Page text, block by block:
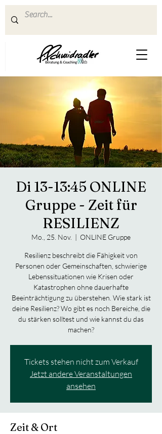
Di 13-13:45 ONLINE
Gruppe - Zeit für
RESILIENZ
Mo., 25. Nov.
  |
ONLINE Gruppe
Resilienz beschreibt die Fähigkeit von
Personen oder Gemeinschaften, schwierige
Lebenssituationen wie Krisen oder
Katastrophen ohne dauerhafte
Beeinträchtigung zu überstehen. Wie stark ist
deine Resilienz? Wo gibt es noch Bereiche, die
du stärken solltest und wie kannst du das
machen?
Tickets stehen nicht zum Verkauf
Jetzt andere Veranstaltungen
ansehen
Zeit & Ort